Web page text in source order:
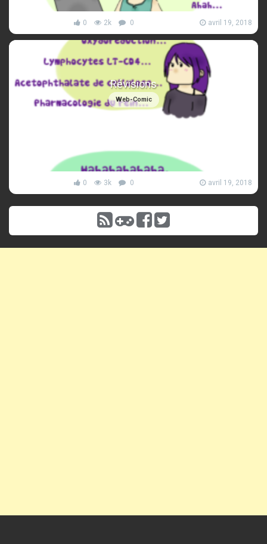
0 2k 0 avril 19, 2018
Révisions
Web-Comic
0 3k 0 avril 19, 2018